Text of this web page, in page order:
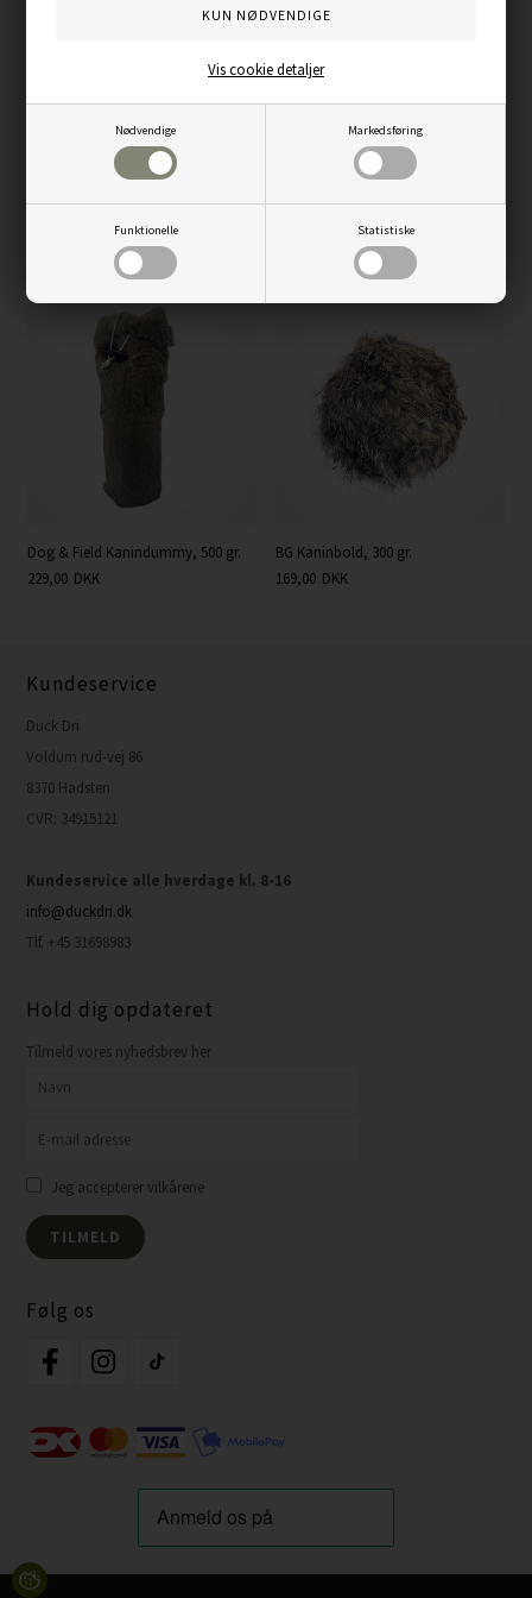
Nødvendige Markedsføring
Funktionelle Statistiske
Vis cookie detaljer
Dog & Field Kanindummy, 500 gr.
229,00 DKK
BG Kaninbold, 300 gr.
169,00 DKK
Kundeservice
Duck Dri
Voldum rud-vej 86
8370 Hadsten
CVR: 34915121
Kundeservice alle hverdage kl. 8-16
info@duckdri.dk
Tlf. +45 31698983
Hold dig opdateret
Tilmeld vores nyhedsbrev her
Jeg accepterer vilkårene
Følg os